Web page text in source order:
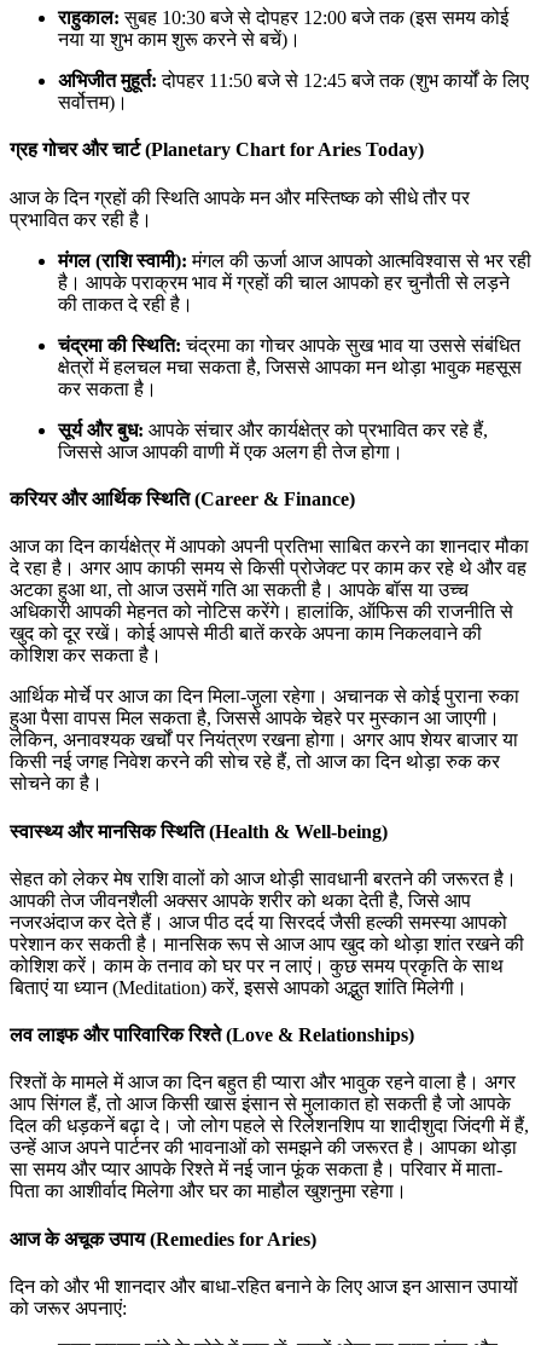
राहुकाल: सुबह 10:30 बजे से दोपहर 12:00 बजे तक (इस समय कोई
नया या शुभ काम शुरू करने से बचें)।
अभिजीत मुहूर्त: दोपहर 11:50 बजे से 12:45 बजे तक (शुभ कार्यों के लिए
सर्वोत्तम)।
ग्रह गोचर और चार्ट (Planetary Chart for Aries Today)
आज के दिन ग्रहों की स्थिति आपके मन और मस्तिष्क को सीधे तौर पर
प्रभावित कर रही है।
मंगल (राशि स्वामी): मंगल की ऊर्जा आज आपको आत्मविश्वास से भर रही
है। आपके पराक्रम भाव में ग्रहों की चाल आपको हर चुनौती से लड़ने
की ताकत दे रही है।
चंद्रमा की स्थिति: चंद्रमा का गोचर आपके सुख भाव या उससे संबंधित
क्षेत्रों में हलचल मचा सकता है, जिससे आपका मन थोड़ा भावुक महसूस
कर सकता है।
सूर्य और बुध: आपके संचार और कार्यक्षेत्र को प्रभावित कर रहे हैं,
जिससे आज आपकी वाणी में एक अलग ही तेज होगा।
करियर और आर्थिक स्थिति (Career & Finance)
आज का दिन कार्यक्षेत्र में आपको अपनी प्रतिभा साबित करने का शानदार मौका
दे रहा है। अगर आप काफी समय से किसी प्रोजेक्ट पर काम कर रहे थे और वह
अटका हुआ था, तो आज उसमें गति आ सकती है। आपके बॉस या उच्च
अधिकारी आपकी मेहनत को नोटिस करेंगे। हालांकि, ऑफिस की राजनीति से
खुद को दूर रखें। कोई आपसे मीठी बातें करके अपना काम निकलवाने की
कोशिश कर सकता है।
आर्थिक मोर्चे पर आज का दिन मिला-जुला रहेगा। अचानक से कोई पुराना रुका
हुआ पैसा वापस मिल सकता है, जिससे आपके चेहरे पर मुस्कान आ जाएगी।
लेकिन, अनावश्यक खर्चों पर नियंत्रण रखना होगा। अगर आप शेयर बाजार या
किसी नई जगह निवेश करने की सोच रहे हैं, तो आज का दिन थोड़ा रुक कर
सोचने का है।
स्वास्थ्य और मानसिक स्थिति (Health & Well-being)
सेहत को लेकर मेष राशि वालों को आज थोड़ी सावधानी बरतने की जरूरत है।
आपकी तेज जीवनशैली अक्सर आपके शरीर को थका देती है, जिसे आप
नजरअंदाज कर देते हैं। आज पीठ दर्द या सिरदर्द जैसी हल्की समस्या आपको
परेशान कर सकती है। मानसिक रूप से आज आप खुद को थोड़ा शांत रखने की
कोशिश करें। काम के तनाव को घर पर न लाएं। कुछ समय प्रकृति के साथ
बिताएं या ध्यान (Meditation) करें, इससे आपको अद्भुत शांति मिलेगी।
लव लाइफ और पारिवारिक रिश्ते (Love & Relationships)
रिश्तों के मामले में आज का दिन बहुत ही प्यारा और भावुक रहने वाला है। अगर
आप सिंगल हैं, तो आज किसी खास इंसान से मुलाकात हो सकती है जो आपके
दिल की धड़कनें बढ़ा दे। जो लोग पहले से रिलेशनशिप या शादीशुदा जिंदगी में हैं,
उन्हें आज अपने पार्टनर की भावनाओं को समझने की जरूरत है। आपका थोड़ा
सा समय और प्यार आपके रिश्ते में नई जान फूंक सकता है। परिवार में माता-
पिता का आशीर्वाद मिलेगा और घर का माहौल खुशनुमा रहेगा।
आज के अचूक उपाय (Remedies for Aries)
दिन को और भी शानदार और बाधा-रहित बनाने के लिए आज इन आसान उपायों
को जरूर अपनाएं: